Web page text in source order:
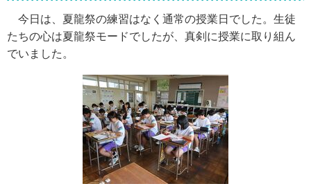
今日は、夏龍祭の練習はなく通常の授業日でした。生徒
たちの心は夏龍祭モードでしたが、真剣に授業に取り組ん
でいました。